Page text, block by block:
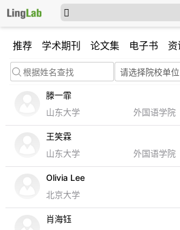
推荐 学术期刊 论文集 电子书 资
请选择院校单位
滕一霏
山东大学 外国语学院
王笑霖
山东大学 外国语学院
Olivia Lee
北京大学
肖海钰